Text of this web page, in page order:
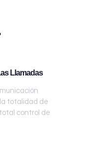
Llamadas
totalidad de
control de